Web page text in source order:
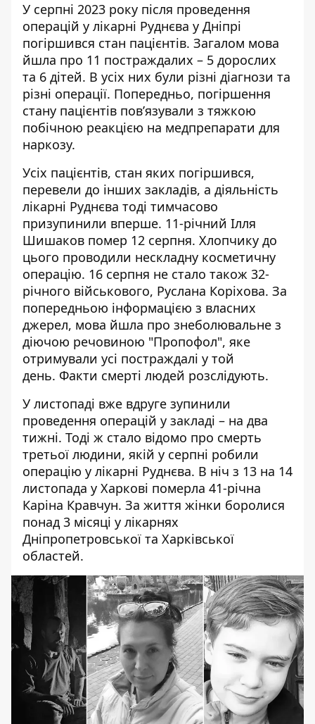
У серпні 2023 року після проведення
операцій у лікарні Руднєва у Дніпрі
погіршився стан пацієнтів. Загалом мова
йшла про 11 постраждалих – 5 дорослих
та 6 дітей. В усіх них були різні діагнози та
різні операції. Попередньо, погіршення
стану пацієнтів пов’язували з тяжкою
побічною реакцією на медпрепарати для
наркозу.
Усіх пацієнтів, стан яких погіршився,
перевели до інших закладів, а діяльність
лікарні Руднєва тоді тимчасово
призупинили вперше. 11-річний Ілля
Шишаков помер 12 серпня. Хлопчику до
цього проводили нескладну косметичну
операцію. 16 серпня не стало також 32-
річного військового, Руслана Коріхова. За
попередньою інформацією з власних
джерел, мова йшла про знеболювальне з
діючою речовиною "Пропофол", яке
отримували усі постраждалі у той
день. Факти смерті людей розслідують.
У листопаді вже вдруге зупинили
проведення операцій у закладі – на два
тижні. Тоді ж стало відомо про смерть
третьої людини, якій у серпні робили
операцію у лікарні Руднєва. В ніч з 13 на 14
листопада у Харкові померла 41-річна
Каріна Кравчун. За життя жінки боролися
понад 3 місяці у лікарнях
Дніпропетровської та Харківської
областей.